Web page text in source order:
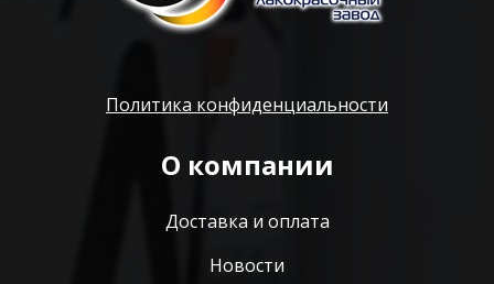
Политика конфиденциальности
О компании
Доставка и оплата
Новости